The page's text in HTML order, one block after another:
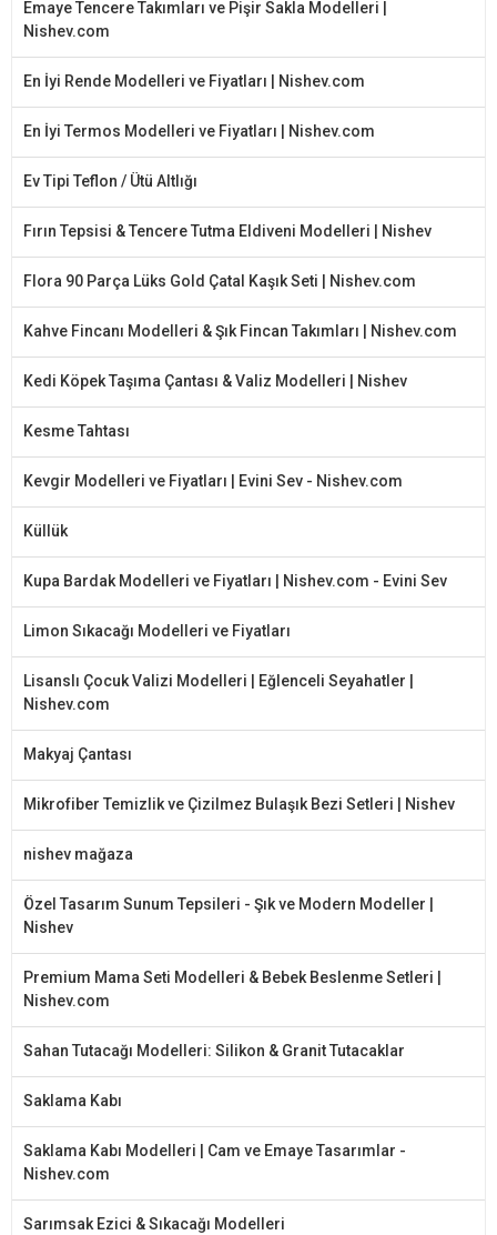
Emaye Tencere Takımları ve Pişir Sakla Modelleri |
Nishev.com
En İyi Rende Modelleri ve Fiyatları | Nishev.com
En İyi Termos Modelleri ve Fiyatları | Nishev.com
Ev Tipi Teflon / Ütü Altlığı
Fırın Tepsisi & Tencere Tutma Eldiveni Modelleri | Nishev
Flora 90 Parça Lüks Gold Çatal Kaşık Seti | Nishev.com
Kahve Fincanı Modelleri & Şık Fincan Takımları | Nishev.com
Kedi Köpek Taşıma Çantası & Valiz Modelleri | Nishev
Kesme Tahtası
Kevgir Modelleri ve Fiyatları | Evini Sev - Nishev.com
Küllük
Kupa Bardak Modelleri ve Fiyatları | Nishev.com - Evini Sev
Limon Sıkacağı Modelleri ve Fiyatları
Lisanslı Çocuk Valizi Modelleri | Eğlenceli Seyahatler |
Nishev.com
Makyaj Çantası
Mikrofiber Temizlik ve Çizilmez Bulaşık Bezi Setleri | Nishev
nishev mağaza
Özel Tasarım Sunum Tepsileri - Şık ve Modern Modeller |
Nishev
Premium Mama Seti Modelleri & Bebek Beslenme Setleri |
Nishev.com
Sahan Tutacağı Modelleri: Silikon & Granit Tutacaklar
Saklama Kabı
Saklama Kabı Modelleri | Cam ve Emaye Tasarımlar -
Nishev.com
Sarımsak Ezici & Sıkacağı Modelleri